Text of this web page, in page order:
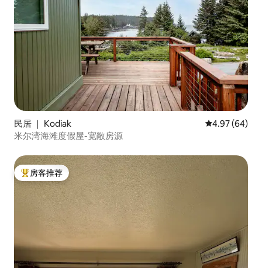
民居 ｜ Kodiak 平均评分 4.97
4.97 (64)
米尔湾海滩度假屋-宽敞房源
热门「房客推荐」
房客推荐